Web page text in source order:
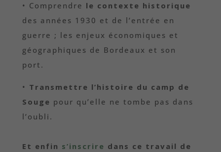
• Comprendre le contexte historique
des années 1930 et de l’entrée en
guerre ; les enjeux économiques et
géographiques de Bordeaux et son
port.
• Transmettre l’histoire du camp de
Souge pour qu’elle ne tombe pas dans
l’oubli.
Et enfin s’inscrire dans ce travail de